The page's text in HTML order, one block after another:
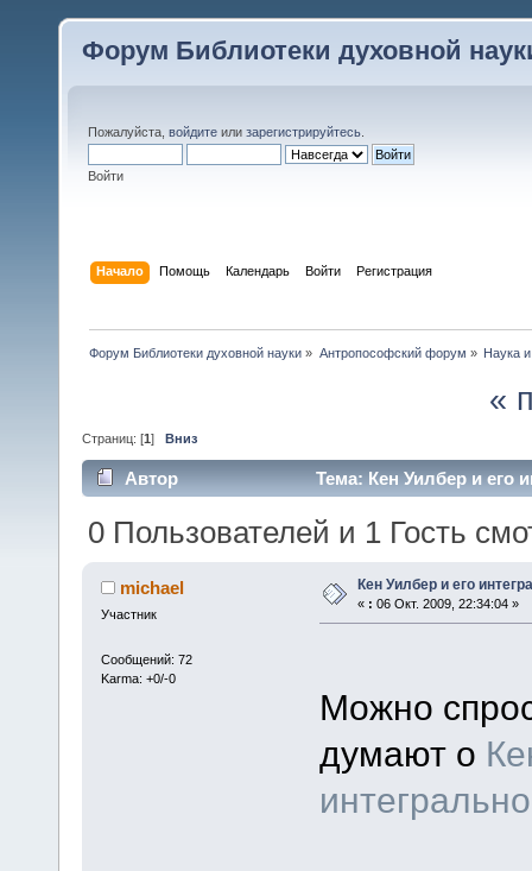
Форум Библиотеки духовной
Пожалуйста, войдите или зарегистрируйтесь
Войти
Начало Помощь Календарь Войти Регистрация
Форум Библиотеки духовной науки » Антропософский форум » Наука
«
Страниц: [1 ] Вниз
Автор Тема: Кен Уилбер и его
0 Пользователей и 1 Гость
michael
Участник
Сообщений: 72
Karma: +0/-0
Кен Уилбер и его
« : 06 Окт. 2009, 22:34:04 »
Можно
думают о